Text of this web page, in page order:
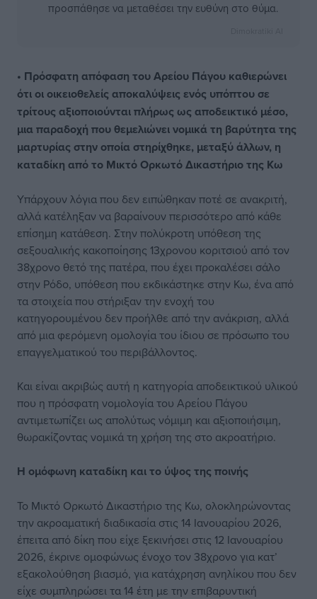
προσπάθησε να μεταθέσει την ευθύνη στο θύμα.
• Πρόσφατη απόφαση του Αρείου Πάγου καθιερώνει
ότι οι οικειοθελείς αποκαλύψεις ενός υπόπτου σε
τρίτους αξιοποιούνται πλήρως ως αποδεικτικό μέσο,
μια παραδοχή που θεμελιώνει νομικά τη βαρύτητα της
μαρτυρίας στην οποία στηρίχθηκε, μεταξύ άλλων, η
καταδίκη από το Μικτό Ορκωτό Δικαστήριο της Κω
Υπάρχουν λόγια που δεν ειπώθηκαν ποτέ σε ανακριτή,
αλλά κατέληξαν να βαραίνουν περισσότερο από κάθε
επίσημη κατάθεση. Στην πολύκροτη υπόθεση της
σεξουαλικής κακοποίησης 13χρονου κοριτσιού από τον
38χρονο θετό της πατέρα, που έχει προκαλέσει σάλο
στην Ρόδο, υπόθεση που εκδικάστηκε στην Κω, ένα από
τα στοιχεία που στήριξαν την ενοχή του
κατηγορουμένου δεν προήλθε από την ανάκριση, αλλά
από μια φερόμενη ομολογία του ίδιου σε πρόσωπο του
επαγγελματικού του περιβάλλοντος.
Και είναι ακριβώς αυτή η κατηγορία αποδεικτικού υλικού
που η πρόσφατη νομολογία του Αρείου Πάγου
αντιμετωπίζει ως απολύτως νόμιμη και αξιοποιήσιμη,
θωρακίζοντας νομικά τη χρήση της στο ακροατήριο.
Η ομόφωνη καταδίκη και το ύψος της ποινής
Το Μικτό Ορκωτό Δικαστήριο της Κω, ολοκληρώνοντας
την ακροαματική διαδικασία στις 14 Ιανουαρίου 2026,
έπειτα από δίκη που είχε ξεκινήσει στις 12 Ιανουαρίου
2026, έκρινε ομοφώνως ένοχο τον 38χρονο για κατ’
εξακολούθηση βιασμό, για κατάχρηση ανηλίκου που δεν
είχε συμπληρώσει τα 14 έτη με την επιβαρυντική